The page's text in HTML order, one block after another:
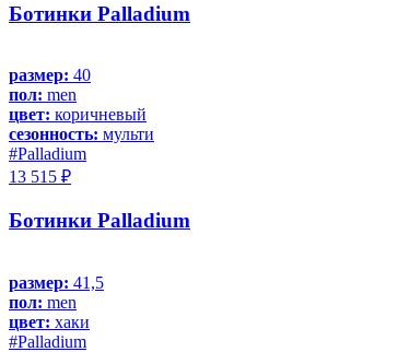
Ботинки Palladium
размер: 40
пол: men
цвет: коричневый
сезонность: мульти
#Palladium
13 515 ₽
Ботинки Palladium
размер: 41,5
пол: men
цвет: хаки
#Palladium